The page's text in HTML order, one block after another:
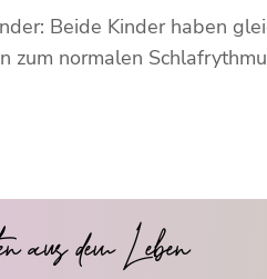
Beide Kinder haben
normalen
dem Leben